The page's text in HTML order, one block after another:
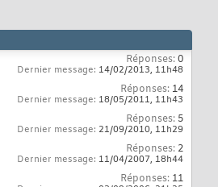
Réponses:0
Dernier message: 14/02/2013, 11h48
Réponses: 14
Dernier message: 18/05/2011, 11h43
Réponses: 5
Dernier message: 21/09/2010, 11h29
Réponses: 2
Dernier message: 11/04/2007, 18h44
Réponses: 11